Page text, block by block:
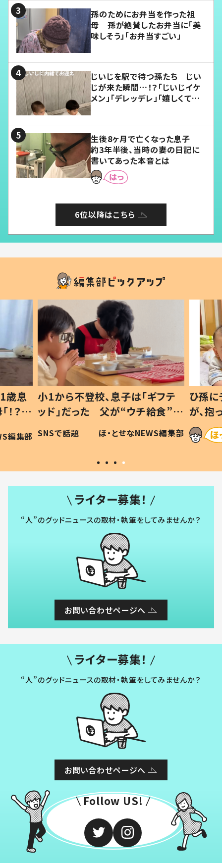
孫のためにお弁当を作った祖
母 孫が絶賛したお弁当に「美
味しそう」「お弁当すごい」
じいじを駅で待つ孫たち じい
じが来た瞬間…！？「じいじイケ
メン」「デレッデレ」「嬉しくて可
生後8ヶ月で亡くなった息子
約3年半後、当時の妻の日記に
書いてあった本音とは
6位以降はこちら
歳息
？」
編集部
小1から不登校、息子は「ギフテ
ッド」だった 父が“ウチ給食”を
作り続ける理由とは #令和の親
#令和の子
SNSで話題 ほ・とせなNEWS編集部
ひ孫
が、
「涙が
い」
ライター募集！
“人”のグッドニュースの取材・執筆をしてみませんか？
お問い合わせページへ
ライター募集！
“人”のグッドニュースの取材・執筆をしてみませんか？
お問い合わせページへ
Follow US!